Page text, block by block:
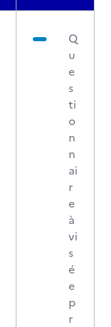
Q
u
e
s
ti
o
n
n
ai
r
e
à
vi
s
é
e
p
r